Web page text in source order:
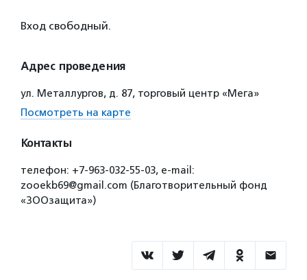
Вход свободный.
Адрес проведения
ул. Металлургов, д. 87, торговый центр «Мега»
Посмотреть на карте
Контакты
телефон: +7-963-032-55-03, e-mail:
zooekb69@gmail.com (Благотворительный фонд
«ЗООзащита»)